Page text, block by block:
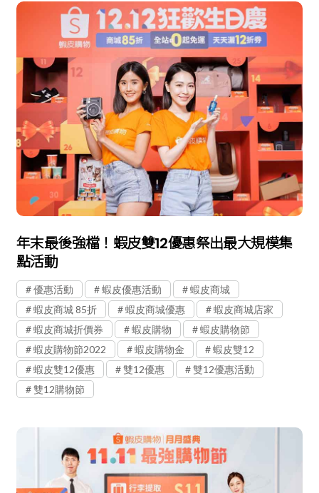
年末最後強檔！蝦皮雙12優惠祭出最大規模集
點活動
優惠活動 蝦皮優惠活動
蝦皮商城
蝦皮商城 85折
蝦皮商城優惠
蝦皮商城店家
蝦皮商城折價券
蝦皮購物
蝦皮購物節
蝦皮購物節2022
蝦皮購物金
蝦皮雙12
蝦皮雙12優惠
雙12優惠
雙12優惠活動
雙12購物節